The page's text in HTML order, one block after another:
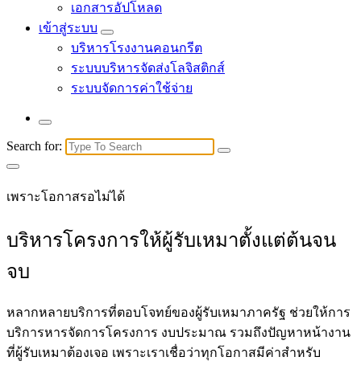
เอกสารอัปโหลด
เข้าสู่ระบบ
บริหารโรงงานคอนกรีต
ระบบบริหารจัดส่งโลจิสติกส์
ระบบจัดการค่าใช้จ่าย
Search for:
เพราะโอกาสรอไม่ได้
บริหารโครงการให้ผู้รับเหมาตั้งแต่ต้นจน
จบ
หลากหลายบริการที่ตอบโจทย์ของผู้รับเหมาภาครัฐ ช่วยให้การ
บริการหารจัดการโครงการ งบประมาณ รวมถึงปัญหาหน้างาน
ที่ผู้รับเหมาต้องเจอ เพราะเราเชื่อว่าทุกโอกาสมีค่าสำหรับ